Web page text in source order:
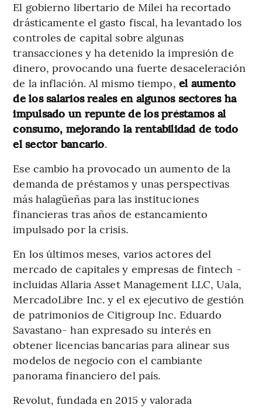
El gobierno libertario de Milei ha recortado
drásticamente el gasto fiscal, ha levantado los
controles de capital sobre algunas
transacciones y ha detenido la impresión de
dinero, provocando una fuerte desaceleración
de la inflación. Al mismo tiempo, el aumento
de los salarios reales en algunos sectores ha
impulsado un repunte de los préstamos al
consumo, mejorando la rentabilidad de todo
el sector bancario.
Ese cambio ha provocado un aumento de la
demanda de préstamos y unas perspectivas
más halagüeñas para las instituciones
financieras tras años de estancamiento
impulsado por la crisis.
En los últimos meses, varios actores del
mercado de capitales y empresas de fintech -
incluidas Allaria Asset Management LLC, Uala,
MercadoLibre Inc. y el ex ejecutivo de gestión
de patrimonios de Citigroup Inc. Eduardo
Savastano- han expresado su interés en
obtener licencias bancarias para alinear sus
modelos de negocio con el cambiante
panorama financiero del país.
Revolut, fundada en 2015 y valorada